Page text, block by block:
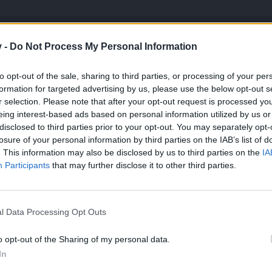
- Do Not Process My Personal Information
opt-out of the sale, sharing to third parties, or processing of your
for targeted advertising by us, please use the below opt-out
selection. Please note that after your opt-out request is processed
interest-based ads based on personal information utilized by us
to third parties prior to your opt-out. You may separately
of your personal information by third parties on the IAB’s list of
This information may also be disclosed by us to third parties on the
Participants that may further disclose it to other third parties.
Data Processing Opt Outs
opt-out of the Sharing of my personal data.
del acontecimiento, que acontecimiento que, entre otros bonos,
durante su evento.
granos de café de enemigos dignos, posteriormente
derrotados dan un portal y donde también aparecen unos
regresas a Jhon Surlair en la puerta de bahía apacible de
baluarte de las sombras, donde deberás activar 3 libros de
con esencias de luz. Posteriormente se desbloqueará la puerta
para que puedas disfrutar del próximo evento.
aumenta la probabilidad que te la de el Sombra ese, más no te puedo aclarar
Apacible de noche, mate, destruí y recogí las cuatro partes y al dirigirme a